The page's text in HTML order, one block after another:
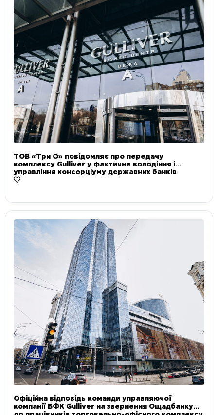
ТОВ «Три О» повідомляє про передачу
комплексу Gulliver у фактичне володіння і
управління консорціуму державних банків
Офіційна відповідь команди управляючої
компанії БФК Gulliver на звернення Ощадбанку